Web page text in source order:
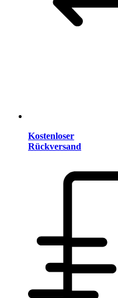
Kostenloser
Rückversand